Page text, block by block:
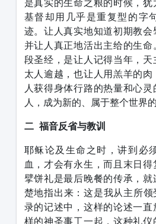
是真实的生命之粮的时候，
基督却用几乎是重复型的字
迹。让人真实地知道初期教会
并让人真正地活出主给的生
段圣经，是让人记得当年，
太人逾越，也让人用羔羊的
人获得身体行路的热量和心
人，成为新的、属于整个世界的
二 福音反省与教训
耶稣论及生命之时，讲到必
血，才会有永生，而且末日得
擘饼礼是最后晚餐的传承，
楚地指出来：这是我从主所
录的记述中，这样的论述一
样的神圣事工一起，这种礼